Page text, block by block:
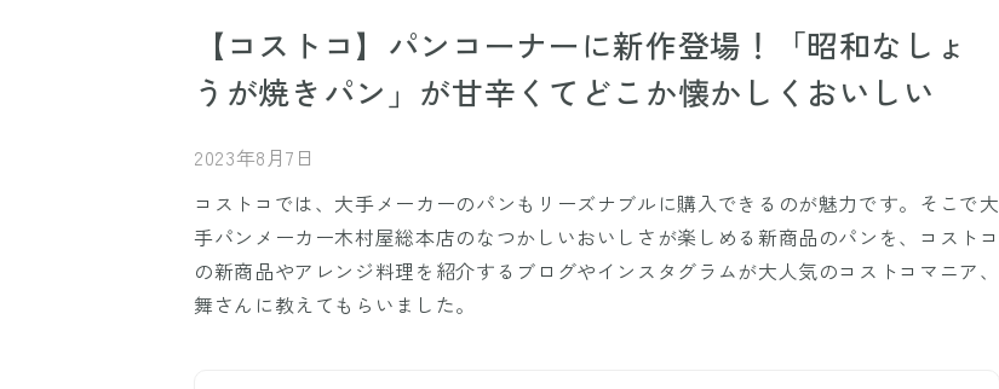
【コストコ】パンコーナーに新作登場！「昭和なしょ
うが焼きパン」が甘辛くてどこか懐かしくおいしい
2023年8月7日
コストコでは、大手メーカーのパンもリーズナブルに購入できるのが魅力です。そこで大
手パンメーカー木村屋総本店のなつかしいおいしさが楽しめる新商品のパンを、コストコ
の新商品やアレンジ料理を紹介するブログやインスタグラムが大人気のコストコマニア、
舞さんに教えてもらいました。